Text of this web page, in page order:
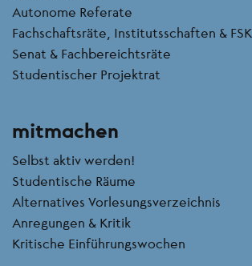
Autonome Referate
Fachschaftsräte, Institutsschaften & FSK
Senat & Fachbereichtsräte
Studentischer Projektrat
mitmachen
Selbst aktiv werden!
Studentische Räume
Alternatives Vorlesungsverzeichnis
Anregungen & Kritik
Kritische Einführungswochen